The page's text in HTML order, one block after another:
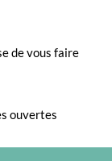
de vous faire
ouvertes